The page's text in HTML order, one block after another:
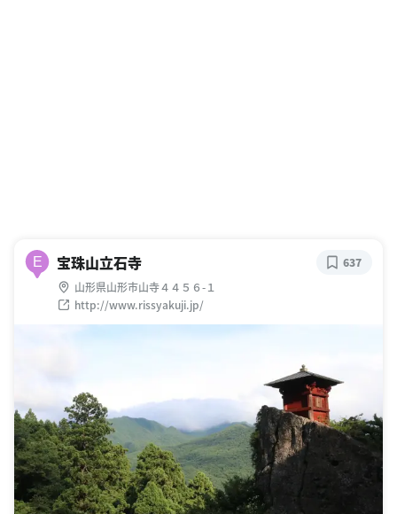
E 宝珠山立石寺
山形県山形市山寺４４５６-１
http://www.rissyakuji.jp/
637